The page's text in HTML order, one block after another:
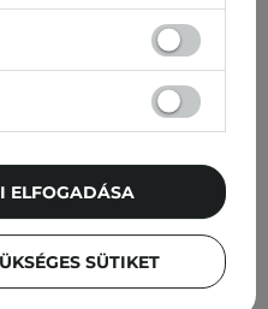
is remekül használható.
(nem vizes), így
ideig hidratál.
ezeket is
SÜTIKET
ELFOGADÁSA